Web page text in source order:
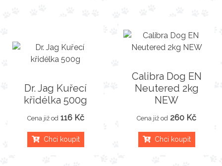
Dr. Jag Kuřecí
křidélka 500g
Cena již od 116 Kč
Chci koupit
Calibra Dog EN
Neutered 2kg
NEW
Cena již od 260 Kč
Chci koupit